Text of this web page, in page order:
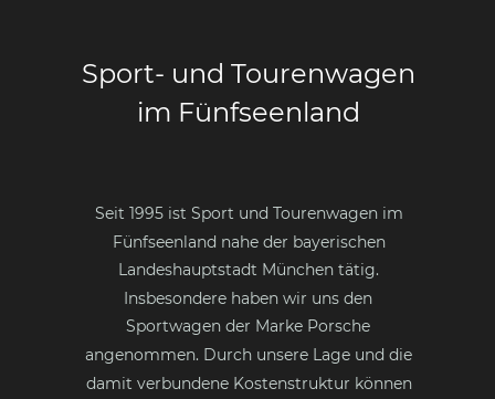
Sport- und Tourenwagen
im Fünfseenland
Seit 1995 ist Sport und Tourenwagen im
Fünfseenland nahe der bayerischen
Landeshauptstadt München tätig.
Insbesondere haben wir uns den
Sportwagen der Marke Porsche
angenommen. Durch unsere Lage und die
damit verbundene Kostenstruktur können